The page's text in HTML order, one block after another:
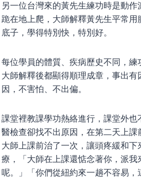
另一位台灣來的黃先生練功時是動
跪在地上爬，大師解釋黃先生平常
底子，學得特別快，特別好。
每位學員的體質、疾病歷史不同，
大師解釋後都顯得順理成章，事出
因，不害怕、不出偏。
課堂裡教課學功熱絡進行，課堂外
醫檢查卻找不出原因，在第二天上
大師上課前治了一次，讓頭疼緩和
療，「大師在上課還惦念著你，派
呢。」「你們從紐約來一趟不容易